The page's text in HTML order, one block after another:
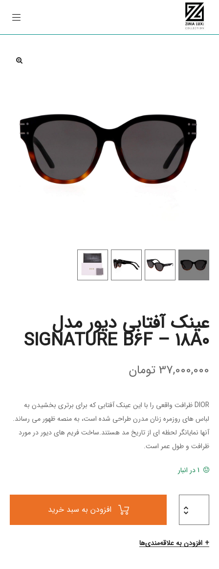
عینک آفتابی دیور مدل
SIGNATURE B6F – 18A0
37,000,000تومان
DIOR ظرافت واقعی را با این عینک آفتابی که برای برتری بخشیدن به
لباس های روزمره زنان مدرن طراحی شده است، به منصه ظهور می رساند.
آنها نمایانگر لحظه ای از تاریخ مد هستند.ساخت فریم های دیور در مورد
ظرافت و طول عمر است.
1 در انبار
افزودن به سبد خرید
افزودن به علاقه‌مندی‌ها